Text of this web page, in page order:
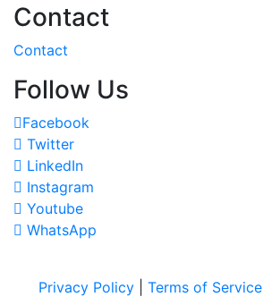
Contact
Contact
Follow Us
Facebook
Twitter
LinkedIn
Instagram
Youtube
WhatsApp
Privacy Policy Terms of Service